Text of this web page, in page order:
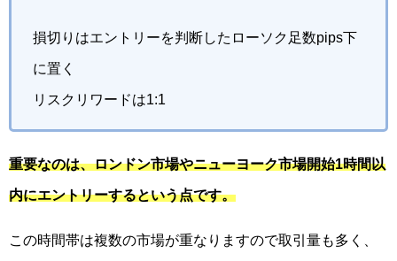
損切りはエントリーを判断したローソク足数pips下
に置く
リスクリワードは1:1
重要なのは、ロンドン市場やニューヨーク市場開始1時間以
内にエントリーするという点です。
この時間帯は複数の市場が重なりますので取引量も多く、